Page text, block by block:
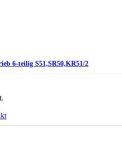
6-teilig S51,SR50,KR51/2